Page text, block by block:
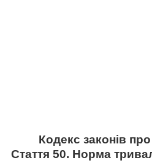
Кодекс законів
Стаття 50. Норма